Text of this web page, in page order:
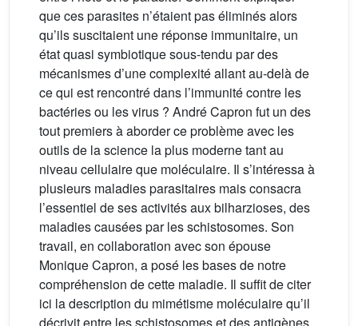
que ces parasites n’étaient pas éliminés alors
qu’ils suscitaient une réponse immunitaire, un
état quasi symbiotique sous-tendu par des
mécanismes d’une complexité allant au-delà de
ce qui est rencontré dans l’immunité contre les
bactéries ou les virus ? André Capron fut un des
tout premiers à aborder ce problème avec les
outils de la science la plus moderne tant au
niveau cellulaire que moléculaire. Il s’intéressa à
plusieurs maladies parasitaires mais consacra
l’essentiel de ses activités aux bilharzioses, des
maladies causées par les schistosomes. Son
travail, en collaboration avec son épouse
Monique Capron, a posé les bases de notre
compréhension de cette maladie. Il suffit de citer
ici la description du mimétisme moléculaire qu’il